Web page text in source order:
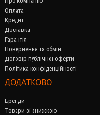
Оплата
Кредит
Доставка
Гарантія
Повернення та обмін
Договір публічної оферти
Політика конфіденційності
ДОДАТКОВО
Бренди
Товари зі знижкою